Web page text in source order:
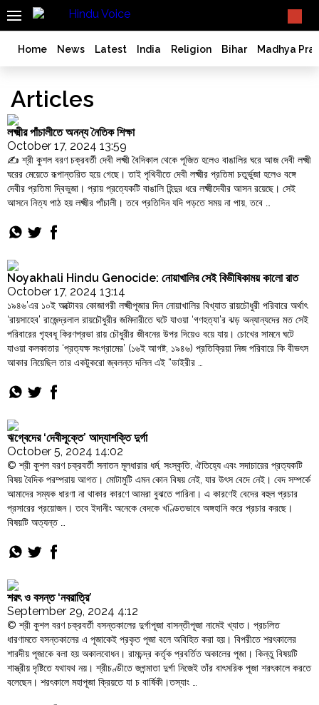
SEARCH
India
Bangladesh
Bengal
World
History
Articles
Love
Jihad
Ghar
Politics
Law
&
Order
Temples
Home News Latest India Religion Bihar Madhya
Articles
লক্ষ্মীর পাঁচালীতে অনন্য নৈতিক শিক্ষা
October 17, 2024 13:59
✍️ শ্রী কুশল বরণ চক্রবর্তী দেবী লক্ষ্মী বৈদিকাল থেকে পূজিত হলেও বাঙালির ঘরে আজ দেবী লক্ষ্মী
ঘরের মেয়েতে রূপান্তরিত হয়ে গেছে। তাই পৃথিবীতে দেবী লক্ষ্মীর প্রতিমা চতুর্ভুজা হলেও বঙ্গে
দেবীর প্রতিমা দ্বিভুজা। প্রায় প্রত্যেকটি বাঙালি হিন্দুর ধরে লক্ষ্মীদেবীর আসন রয়েছে। সেই
আসনে নিত্য পাঠ হয় লক্ষ্মীর পাঁচালী। তবে প্রতিদিন যদি পড়তে সময় না পায়, তবে …
শিক্ষা"
Noyakhali Hindu Genocide: নোয়াখালির সেই বিভীষিকাময় কালো রাত
October 17, 2024 13:14
১৯৪৬’এর ১০ই অক্টোবর কোজাগরী লক্ষ্মীপূজার দিন নোয়াখালির বিখ্যাত রায়চৌধুরী পরিবারে অর্থাৎ
‘রায়সাহেব’ রাজেন্দ্রলাল রায়চৌধুরীর জমিদারীতে ঘটে যাওয়া ‘গণহত্যা’র ঝড় অন্যান্যদের মত সেই
পরিবারের গৃহবধূ কিরণপ্রভা রায় চৌধুরীর জীবনের উপর দিয়েও বয়ে যায়। চোখের সামনে ঘটে
যাওয়া কলকাতার ‘প্রত্যক্ষ সংগ্রামের’ (১৬ই আগষ্ট, ১৯৪৬) প্রতিক্রিয়া নিজ পরিবারে কি বীভৎস
আকার নিয়েছিল তার একটুকরো জ্বলন্ত দলিল এই “ডাইরীর …
সেই
বিভীষিকাময়
কালো
রাত"
ঋগ্বেদের ‘দেবীসূক্তে’ আদ্যাশক্তি দুর্গা
October 5, 2024 14:02
© শ্রী কুশল বরণ চক্রবর্তী সনাতন মূলধারার ধর্ম, সংস্কৃতি, ঐতিহ্যে এবং সদাচারের প্রত্যকটি
বিষয় বৈদিক পরম্পরায় আগত। মোটামুটি এমন কোন বিষয় নেই, যার উৎস বেদে নেই। বেদ সম্পর্কে
আমাদের সম্যক ধারণা না থাকার কারণে আমরা বুঝতে পারিনা। এ কারণেই বেদের বহুল প্রচার
প্রসারের প্রয়োজন। তবে ইদানীং অনেকে বেদকে খণ্ডিতভাবে অঙ্গহানি করে প্রচার করছে।
বিষয়টি অত্যন্ত …
শরৎ ও বসন্ত ‘নবরাত্রি’
September 29, 2024 4:12
© শ্রী কুশল বরণ চক্রবর্তী বসন্তকালের দুর্গাপূজা বাসন্তীপূজা নামেই খ্যাত। প্রচলিত
ধারণামতে বসন্তকালের এ পূজাকেই প্রকৃত পূজা বলে অবিহিত করা হয়। বিপরীতে শরৎকালের
শারদীয় পূজাকে বলা হয় অকালবোধন। রামচন্দ্র কর্তৃক প্রবর্তিত অকালের পূজা। কিন্তু বিষয়টি
শাস্ত্রীয় দৃষ্টিতে যথাযথ নয়। শ্রীচণ্ডীতে জগন্মাতা দুর্গা নিজেই তাঁর বাৎসরিক পূজা শরৎকালে করতে
বলেছেন। শরৎকালে মহাপূজা ক্রিয়তে যা চ বার্ষিকী।তস্যাং …